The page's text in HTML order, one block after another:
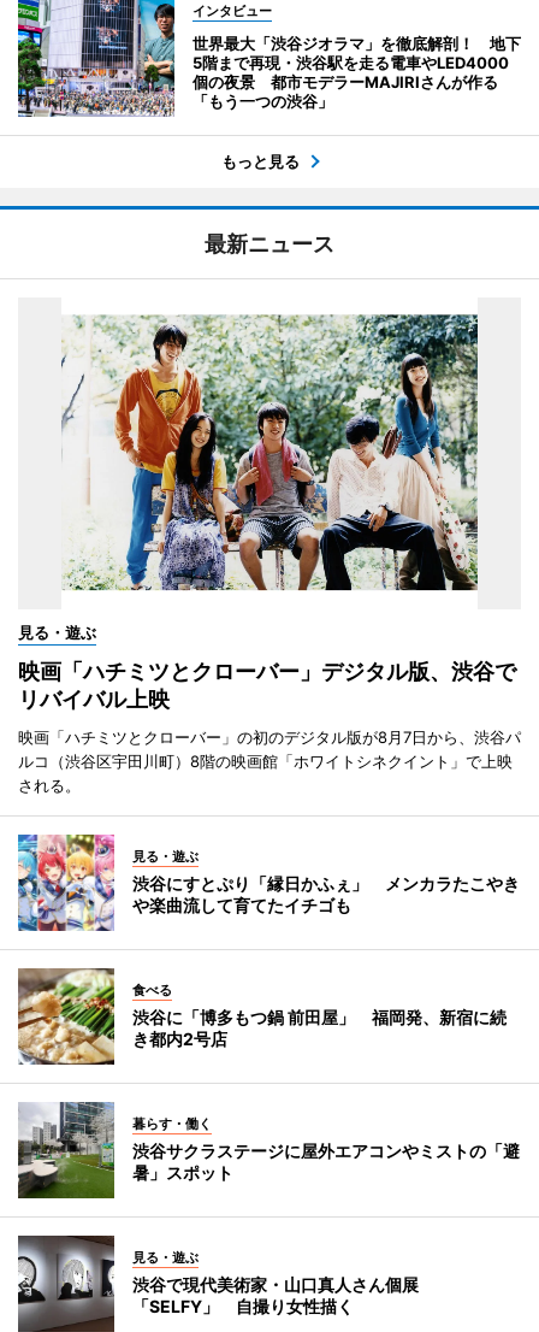
インタビュー
世界最大「渋谷ジオラマ」を徹底解剖！ 地下
5階まで再現・渋谷駅を走る電車やLED4000
個の夜景 都市モデラーMAJIRIさんが作る
「もう一つの渋谷」
もっと見る
最新ニュース
見る・遊ぶ
映画「ハチミツとクローバー」デジタル版、渋谷で
リバイバル上映
映画「ハチミツとクローバー」の初のデジタル版が8月7日から、渋谷パ
ルコ（渋谷区宇田川町）8階の映画館「ホワイトシネクイント」で上映
される。
見る・遊ぶ
渋谷にすとぷり「縁日かふぇ」 メンカラたこやき
や楽曲流して育てたイチゴも
食べる
渋谷に「博多もつ鍋 前田屋」 福岡発、新宿に続
き都内2号店
暮らす・働く
渋谷サクラステージに屋外エアコンやミストの「避
暑」スポット
見る・遊ぶ
渋谷で現代美術家・山口真人さん個展
「SELFY」 自撮り女性描く